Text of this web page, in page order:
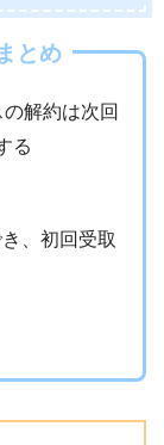
とめ
解約は次回
る
、初回受取